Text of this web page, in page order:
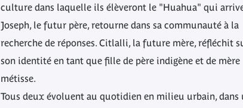
culture dans laquelle ils élèveront le "Huahua" qui
Joseph, le futur père, retourne dans sa communauté à la
recherche de réponses. Citlalli, la future mère, réfléchit
son identité en tant que fille de père indigène et de mère
métisse.
Tous deux évoluent au quotidien en milieu urbain, dans